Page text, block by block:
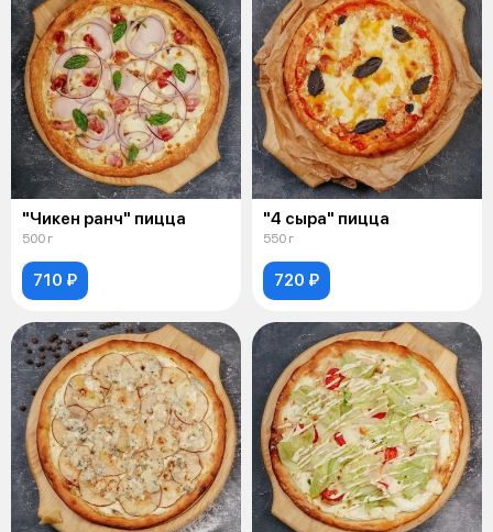
"Чикен ранч" пицца
500 г
710 ₽
"4 сыра" пицца
550 г
720 ₽